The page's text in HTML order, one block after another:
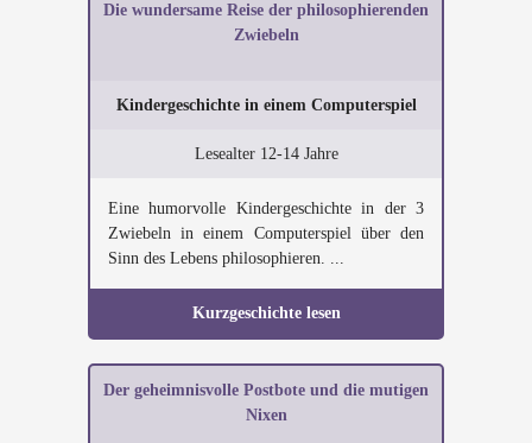
Die wundersame Reise der philosophierenden
Zwiebeln
Kindergeschichte in einem Computerspiel
Lesealter 12-14 Jahre
Eine humorvolle Kindergeschichte in der 3
Zwiebeln in einem Computerspiel über den
Sinn des Lebens philosophieren. ...
Kurzgeschichte lesen
Der geheimnisvolle Postbote und die mutigen
Nixen